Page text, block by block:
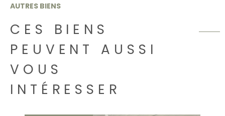
AUTRES BIENS
CES BIENS
PEUVENT AUSSI
VOUS
INTÉRESSER